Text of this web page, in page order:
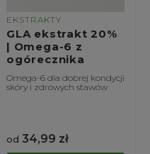
ekstrakt 20%
6 z
6 dla dobrej kondycji
zdrowych stawów
zł